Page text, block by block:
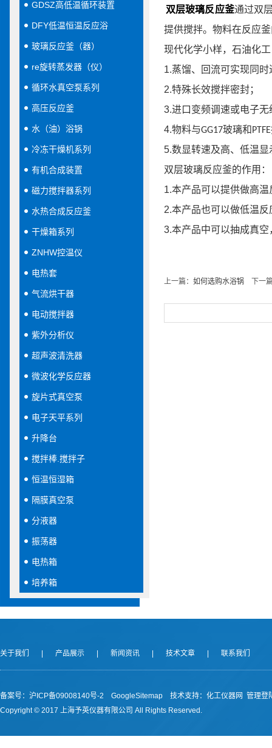
GDSZ高低温循环装置
DFY低温恒温反应浴
玻璃反应釜（器）
re旋转蒸发器（仪）
循环水真空泵系列
高压反应釜
水（油）浴锅
冷冻干燥机系列
有机合成装置
磁力搅拌器系列
水热合成反应釜
干燥箱系列
ZNHW控温仪
电热套
气流烘干器
电动搅拌器
紫外分析仪
超声波清洗器
微波化学反应器
旋片式真空泵
电子天平系列
升降台
搅拌棒.搅拌子
恒温恒湿箱
隔膜真空泵
分液器
振荡器
电热箱
培养箱
双层玻璃反应釜通过双
提供搅拌。物料在反应
现代化学小样，石油化
1.蒸馏、回流可实现同时
2.特殊长效搅拌密封；
3.进口变频调速或电子
4.物料与GG17玻璃和 PTFE
5.数显转速及高、低温显
双层玻璃反应釜的作用：
1.本产品可以提供做高
2.本产品也可以做低温
3.本产品中可以抽成真
上一篇： 如何选购水浴锅 下一
关于我们 产品展示 新闻资讯 技术文章 联系我们
备案号：沪ICP备09008140号-2 GoogleSitemap 技术支持： 化工仪器网 管理登
Copyright © 2017 上海予英仪器有限公司 All Rights Reserved.